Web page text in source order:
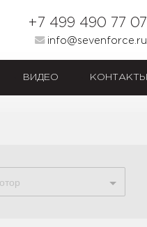
+7 499 490 77 07
info@sevenforce.ru
ВИДЕО КОНТАКТЫ